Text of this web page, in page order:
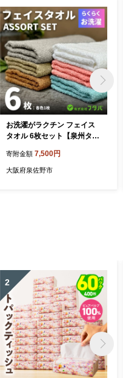
お洗濯がラクチン フェイス
タオル 6枚セット【泉州タオ
ル 日用品】 099H4528
寄附金額 7,500円
大阪府泉佐野市
2